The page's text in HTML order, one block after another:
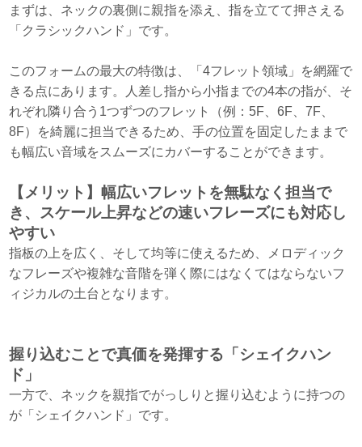
まずは、ネックの裏側に親指を添え、指を立てて押さえる
「クラシックハンド」です。
このフォームの最大の特徴は、「4フレット領域」を網羅で
きる点にあります。人差し指から小指までの4本の指が、そ
れぞれ隣り合う1つずつのフレット（例：5F、6F、7F、
8F）を綺麗に担当できるため、手の位置を固定したままで
も幅広い音域をスムーズにカバーすることができます。
【メリット】幅広いフレットを無駄なく担当で
き、スケール上昇などの速いフレーズにも対応し
やすい
指板の上を広く、そして均等に使えるため、メロディック
なフレーズや複雑な音階を弾く際にはなくてはならないフ
ィジカルの土台となります。
握り込むことで真価を発揮する「シェイクハン
ド」
一方で、ネックを親指でがっしりと握り込むように持つの
が「シェイクハンド」です。